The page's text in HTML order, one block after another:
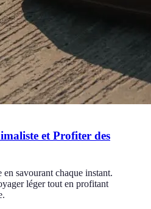
et Profiter des
savourant chaque instant.
léger tout en profitant